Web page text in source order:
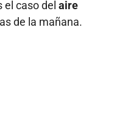
caso del aire
de la mañana.